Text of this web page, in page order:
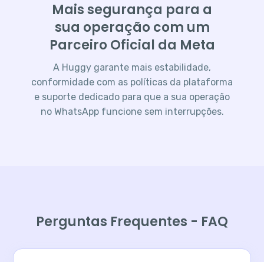
Mais segurança para a
sua operação com um
Parceiro Oficial da Meta
A Huggy garante mais estabilidade,
conformidade com as políticas da plataforma
e suporte dedicado para que a sua operação
no WhatsApp funcione sem interrupções.
Perguntas Frequentes - FAQ